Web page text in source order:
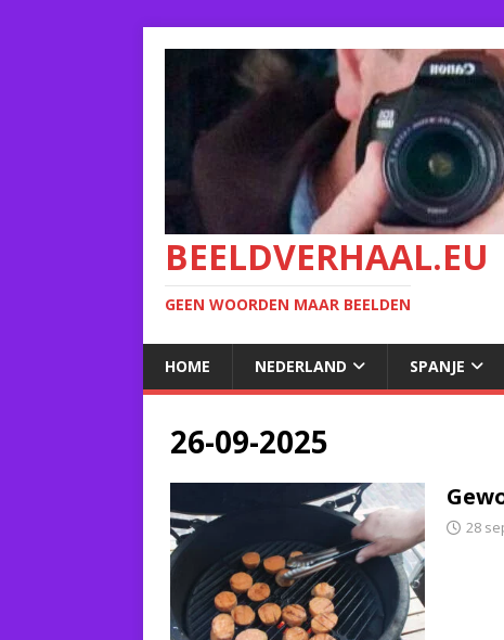
BEELDVERHAAL.EU
GEEN WOORDEN MAAR BEELDEN
HOME NEDERLAND SPANJE
26-09-2025
28